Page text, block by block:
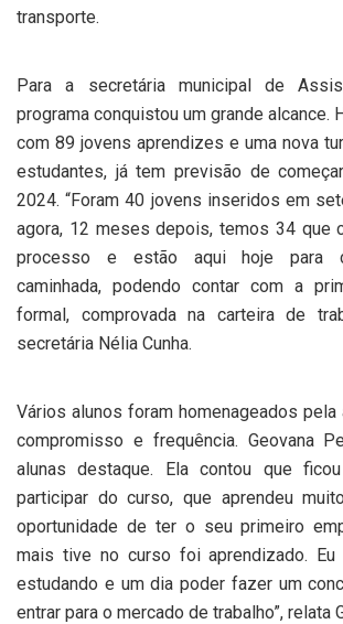
transporte.
Para a secretária municipal de
programa conquistou um grande alcance.
com 89 jovens aprendizes e uma nova
estudantes, já tem previsão de
2024. “Foram 40 jovens inseridos em
agora, 12 meses depois, temos 34 que
processo e estão aqui hoje para
caminhada, podendo contar com a
formal, comprovada na carteira de
secretária Nélia Cunha.
Vários alunos foram homenageados pela
compromisso e frequência. Geovana
alunas destaque. Ela contou que
participar do curso, que aprendeu
oportunidade de ter o seu primeiro
mais tive no curso foi aprendizado. Eu
estudando e um dia poder fazer um
entrar para o mercado de trabalho”, relata